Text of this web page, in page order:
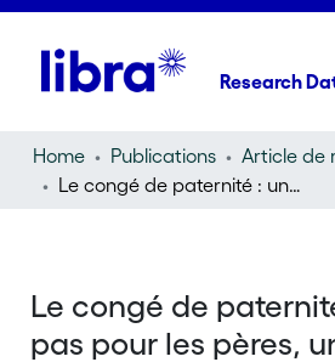
Research
Home Publications
Le congé de paternité : un petit pas pour les pères, un tout petit pas pour l’égalité
Le congé de
pas pour les pères,